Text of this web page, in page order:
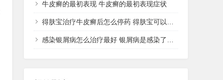
牛皮癣的最初表现 牛皮癣的最初表现症状
得肤宝治疗牛皮癣后怎么停药 得肤宝可以治疗湿疹吗
感染银屑病怎么治疗最好 银屑病是感染了什么病菌